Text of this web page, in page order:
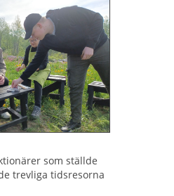
som ställde
trevliga tidsresorna